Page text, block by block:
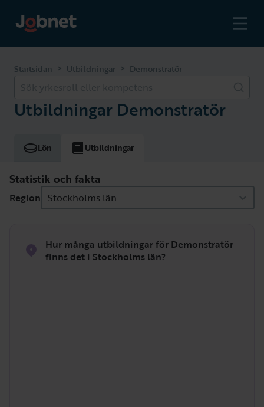
Startsidan > Utbildningar > Demonstratör
Utbildningar Demonstratör
Lön Utbildningar
Statistik och fakta
Region Stockholms län
Hur många utbildningar för Demonstratör
finns det i Stockholms län?